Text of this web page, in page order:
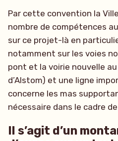
Par cette convention la
nombre de compétences
sur ce projet-là en
notamment sur les voies
pont et la voirie nouvelle
d’Alstom) et une ligne
concerne les mas
nécessaire dans le cadre
Il s’agit d’un